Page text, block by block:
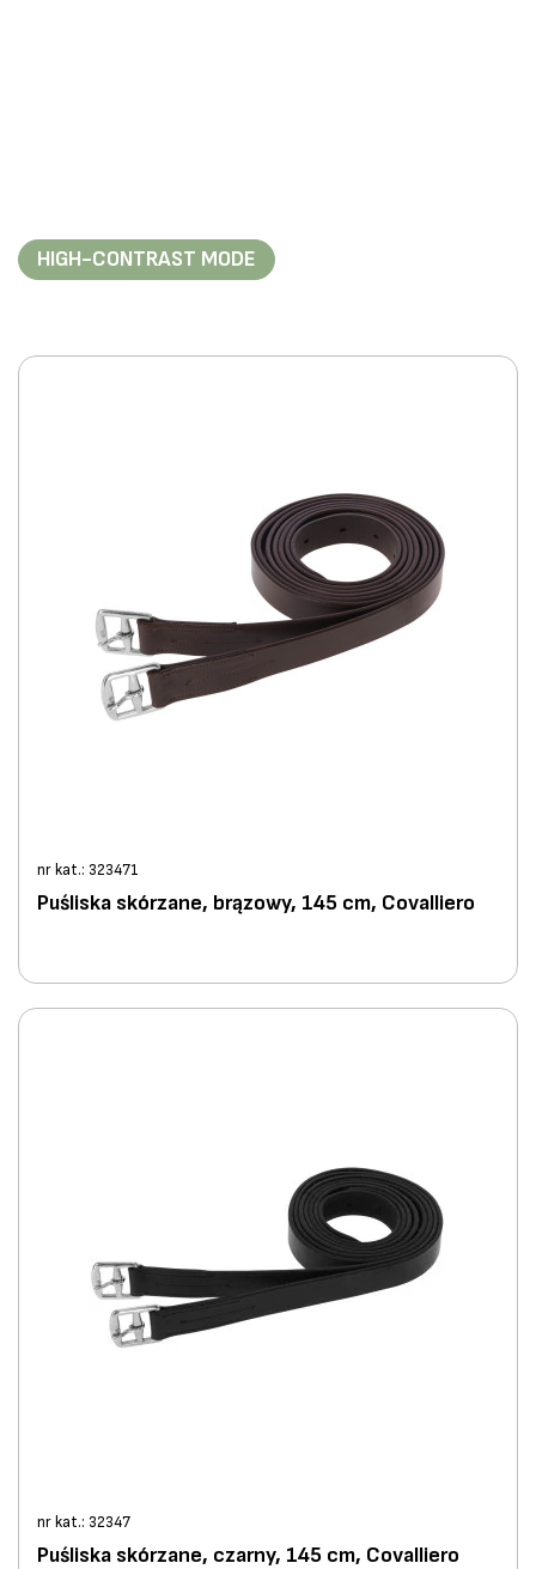
HIGH-CONTRAST MODE
nr kat.: 323471
Puśliska skórzane, brązowy, 145 cm, Covalliero
nr kat.: 32347
Puśliska skórzane, czarny, 145 cm, Covalliero